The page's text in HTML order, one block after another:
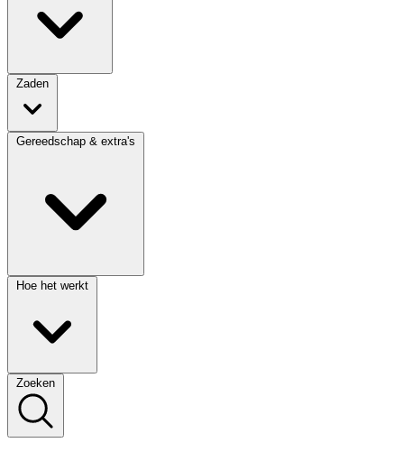
Zaden
Gereedschap & extra's
Hoe het werkt
Zoeken